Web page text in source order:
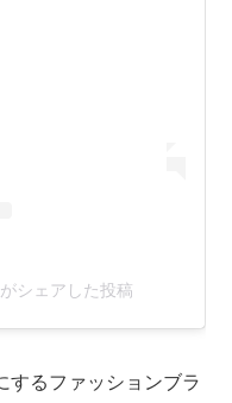
シェアした投稿
するファッションブラ